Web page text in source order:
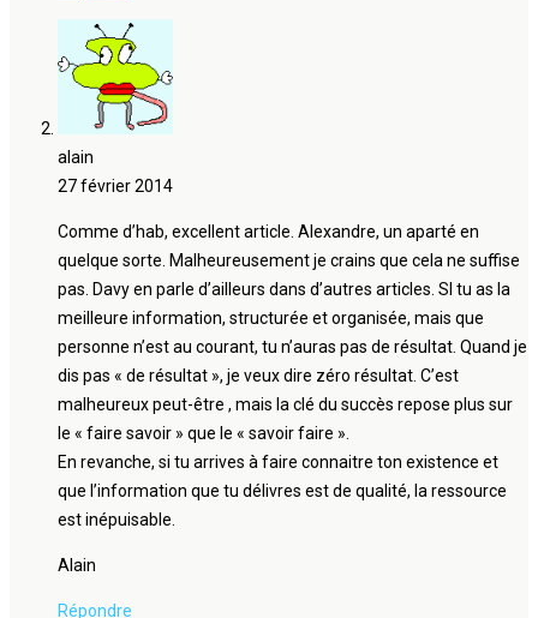
alain
27 février 2014
Comme d’hab, excellent article. Alexandre, un aparté en
quelque sorte. Malheureusement je crains que cela ne suffise
pas. Davy en parle d’ailleurs dans d’autres articles. SI tu as la
meilleure information, structurée et organisée, mais que
personne n’est au courant, tu n’auras pas de résultat. Quand je
dis pas « de résultat », je veux dire zéro résultat. C’est
malheureux peut-être , mais la clé du succès repose plus sur
le « faire savoir » que le « savoir faire ».
En revanche, si tu arrives à faire connaitre ton existence et
que l’information que tu délivres est de qualité, la ressource
est inépuisable.
Alain
Répondre